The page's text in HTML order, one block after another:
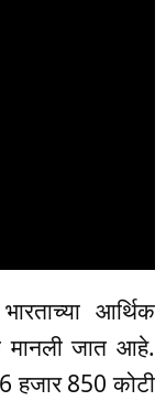
आर्थिक
मानली जात आहे.
हजार 850 कोटी